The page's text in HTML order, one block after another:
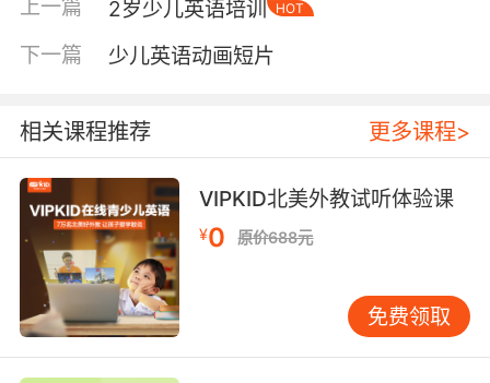
上一篇 2岁少儿英语培训 HOT
下一篇 少儿英语动画短片
相关课程推荐 更多课程>
VIPKID北美外教试听体验课
¥0 原价688元
免费领取